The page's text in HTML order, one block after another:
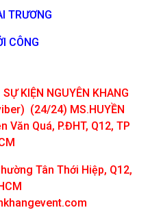
TRƯƠNG
CÔNG
KIỆN NGUYÊN KHANG
(24/24) MS.HUYỀN
Quá, P.ĐHT, Q12, TP
Tân Thới Hiệp, Q12,